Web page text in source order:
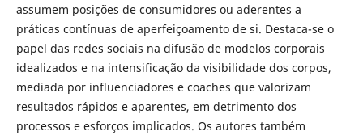
assumem posições de consumidores ou aderentes a
práticas contínuas de aperfeiçoamento de si. Destaca-se o
papel das redes sociais na difusão de modelos corporais
idealizados e na intensificação da visibilidade dos corpos,
mediada por influenciadores e coaches que valorizam
resultados rápidos e aparentes, em detrimento dos
processos e esforços implicados. Os autores também